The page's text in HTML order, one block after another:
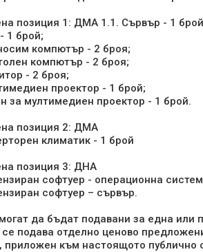
позиция 1: ДМА 1.1. Сървър - 1
1 брой;
компютър - 2 броя;
компютър - 2 броя;
- 2 броя;
проектор - 1 брой;
за мултимедиен проектор - 1 брой.
позиция 2: ДМА
климатик - 1 брой
позиция 3: ДНА
софтуер - операционна
софтуер – сървър.
да бъдат подавани за една или
се подава отделно ценово
приложен към настоящото